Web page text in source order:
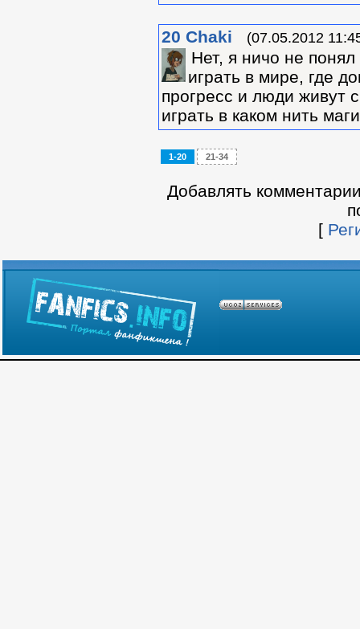
20 Chaki (07.05.2012
Нет, я ничо не
играть в мире, где
прогресс и люди живут
играть в каком нить
1-20 21-34
Добавлять
[